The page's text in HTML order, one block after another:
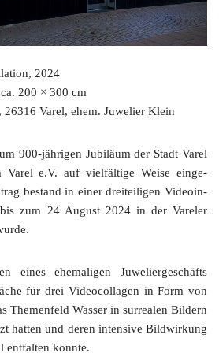
2024
200 × 300 cm
Varel, ehem. Juwe­lier Klein
900-jährigen Jubi­lä­um der Stadt Varel
Varel e.V. auf viel­fäl­ti­ge Wei­se ein­ge­
bestand in einer drei­tei­li­gen Video­in­
zum 24 August 2024 in der Vare­ler
eines ehe­ma­li­gen Juwe­lier­ge­schäfts
für drei Video­col­la­gen in Form von
The­men­feld Was­ser in sur­rea­len Bil­dern
hat­ten und deren inten­si­ve Bild­wir­kung
ent­fal­ten konnte.